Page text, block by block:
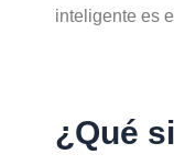
inteligente es
¿Qué